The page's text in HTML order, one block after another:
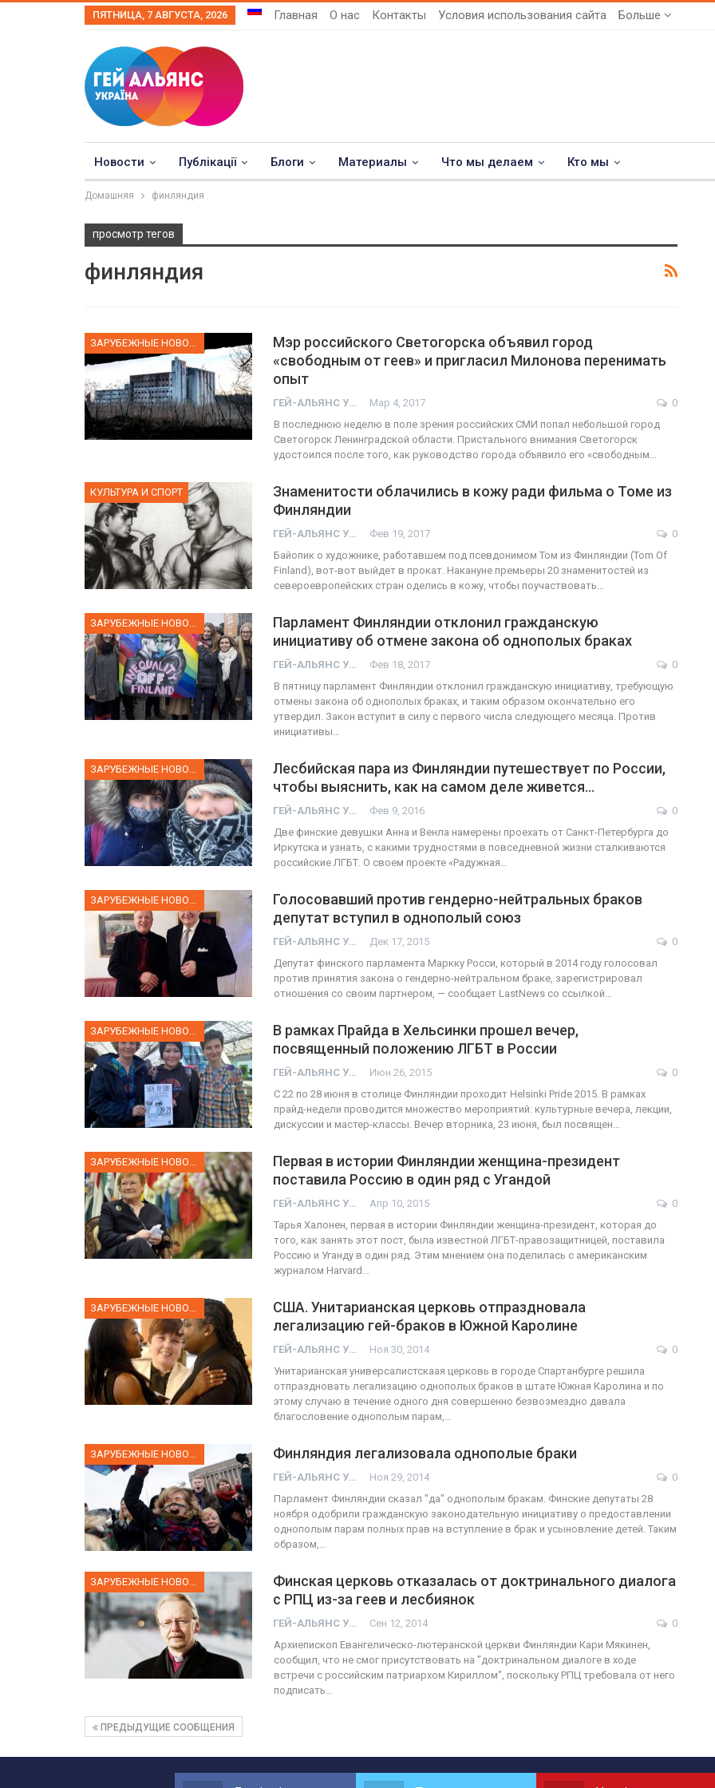
ПЯТНИЦА, 7 АВГУСТА, 2026 Главная О нас Контакты Условия использования сайта Больше
Новости Публікації Блоги Материалы Что мы делаем Кто мы
Домашняя финляндия
просмотр тегов
финляндия
Мэр российского Светогорска объявил город
«свободным от геев» и пригласил Милонова перенимать
опыт
ГЕЙ-АЛЬЯНС УКРАИНА Мар 4, 2017
0
В последнюю неделю в поле зрения российских СМИ попал небольшой город
Светогорск Ленинградской области. Пристального внимания Светогорск
удостоился после того, как руководство города объявило его «свободным…
КУЛЬТУРА И СПОРТ
Знаменитости облачились в кожу ради фильма о Томе из
Финляндии
ГЕЙ-АЛЬЯНС УКРАИНА Фев 19, 2017
0
Байопик о художнике, работавшем под псевдонимом Том из Финляндии (Tom Of
Finland), вот-вот выйдет в прокат. Накануне премьеры 20 знаменитостей из
североевропейских стран оделись в кожу, чтобы поучаствовать…
Парламент Финляндии отклонил гражданскую
инициативу об отмене закона об однополых браках
ГЕЙ-АЛЬЯНС УКРАИНА Фев 18, 2017
0
В пятницу парламент Финляндии отклонил гражданскую инициативу, требующую
отмены закона об однополых браках, и таким образом окончательно его
утвердил. Закон вступит в силу с первого числа следующего месяца. Против
инициативы…
Лесбийская пара из Финляндии путешествует по России,
чтобы выяснить, как на самом деле живется…
ГЕЙ-АЛЬЯНС УКРАИНА Фев 9, 2016
0
Две финские девушки Анна и Венла намерены проехать от Санкт-Петербурга до
Иркутска и узнать, с какими трудностями в повседневной жизни сталкиваются
российские ЛГБТ. О своем проекте «Радужная…
Голосовавший против гендерно-нейтральных браков
депутат вступил в однополый союз
ГЕЙ-АЛЬЯНС УКРАИНА Дек 17, 2015
0
Депутат финского парламента Маркку Росси, который в 2014 году голосовал
против принятия закона о гендерно-нейтральном браке, зарегистрировал
отношения со своим партнером, — сообщает LastNews со ссылкой…
В рамках Прайда в Хельсинки прошел вечер,
посвященный положению ЛГБТ в России
ГЕЙ-АЛЬЯНС УКРАИНА Июн 26, 2015
0
С 22 по 28 июня в столице Финляндии проходит Helsinki Pride 2015. В рамках
прайд-недели проводится множество мероприятий: культурные вечера, лекции,
дискуссии и мастер-классы. Вечер вторника, 23 июня, был посвящен…
Первая в истории Финляндии женщина-президент
поставила Россию в один ряд с Угандой
ГЕЙ-АЛЬЯНС УКРАИНА Апр 10, 2015
0
Тарья Халонен, первая в истории Финляндии женщина-президент, которая до
того, как занять этот пост, была известной ЛГБТ-правозащитницей, поставила
Россию и Уганду в один ряд. Этим мнением она поделилась с американским
журналом Harvard…
США. Унитарианская церковь отпраздновала
легализацию гей-браков в Южной Каролине
ГЕЙ-АЛЬЯНС УКРАИНА Ноя 30, 2014
0
Унитарианская универсалистскаая церковь в городе Спартанбурге решила
отпраздновать легализацию однополых браков в штате Южная Каролина и по
этому случаю в течение одного дня совершенно безвозмездно давала
благословение однополым парам,…
Финляндия легализовала однополые браки
ГЕЙ-АЛЬЯНС УКРАИНА Ноя 29, 2014
0
Парламент Финляндии сказал "да" однополым бракам. Финские депутаты 28
ноября одобрили гражданскую законодательную инициативу о предоставлении
однополым парам полных прав на вступление в брак и усыновление детей. Таким
образом,…
Финская церковь отказалась от доктринального диалога
с РПЦ из-за геев и лесбиянок
ГЕЙ-АЛЬЯНС УКРАИНА Сен 12, 2014
0
Архиепископ Евангелическо-лютеранской церкви Финляндии Кари Мякинен,
сообщил, что не смог присутствовать на "доктринальном диалоге в ходе
встречи с российским патриархом Кириллом", поскольку РПЦ требовала от него
подписать…
ПРЕДЫДУЩИЕ СООБЩЕНИЯ
ФОТО
Прайд в Тель-Авиве собрал 200
тысяч участников
Июн 10, 2017 0
ФОТО
Военнослужащие-трансгендеры
ГЕЙ-АЛЬЯНС УКРАИНА Июл 27, 2017 0